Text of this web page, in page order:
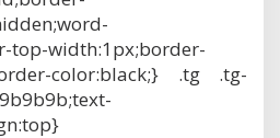
top-width:1px;border-
color:black;} .tg .tg-